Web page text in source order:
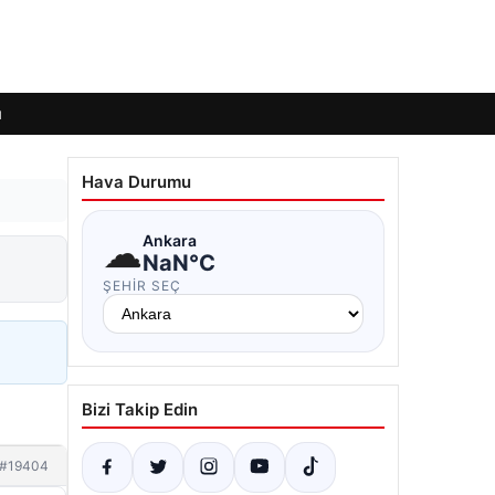
#19404
Hava Durumu
☁Ankara
NaN°C
ŞEHIR SEÇ
Bizi Takip Edin